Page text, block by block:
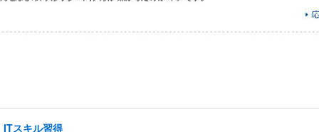
ITスキル習得